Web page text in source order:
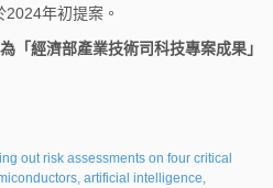
年初提案。
「經濟部產業技術司科技專案成果」
out risk assessments on four critical
artificial intelligence,